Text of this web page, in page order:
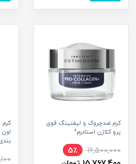
کرم ضدچروک و لیفتینگ قوی
پرو کلاژن استادرم^
16,500,000
5٪
كرم